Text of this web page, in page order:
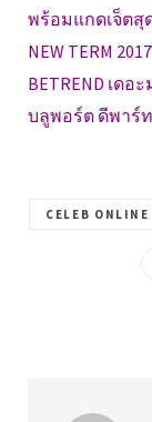
พร้อมแกดเจ็ตสุ
NEW TERM
BETREND เด
บลูพอร์ต ดีพาร์
CELEB ONLINE